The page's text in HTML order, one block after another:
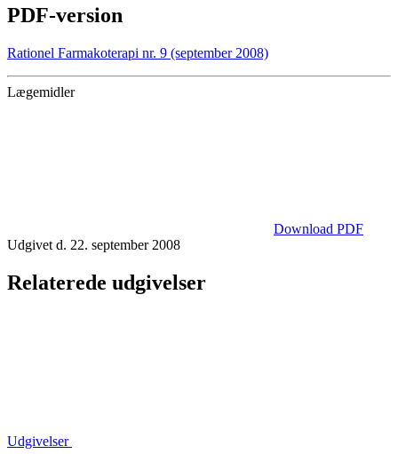
PDF-version
Rationel Farmakoterapi nr. 9 (september 2008)
Lægemidler
Download PDF
Udgivet d. 22. september 2008
Relaterede udgivelser
Udgivelser